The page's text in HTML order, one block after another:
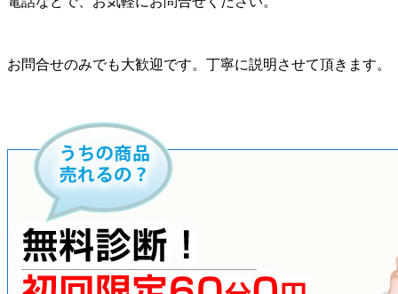
お問合せのみでも大歓迎です。丁寧に説明させて頂きます。